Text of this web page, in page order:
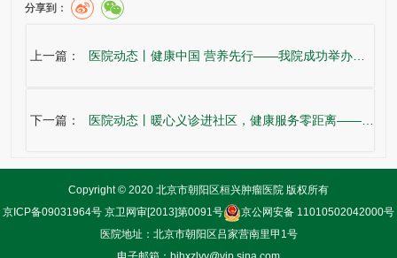
分享到：
上一篇： 医院动态丨健康中国 营养先行——我院成功举办第十二届全民营养周大型公益义诊活动
下一篇： 医院动态丨暖心义诊进社区，健康服务零距离——我院圆满完成世界家庭医生日联合义诊活动
Copyright © 2020 北京市朝阳区桓兴肿瘤医院 版权所有
京ICP备09031964号 京卫网审[2013]第0091号
京公网安备 11010502042000号
医院地址：北京市朝阳区吕家营南里甲1号